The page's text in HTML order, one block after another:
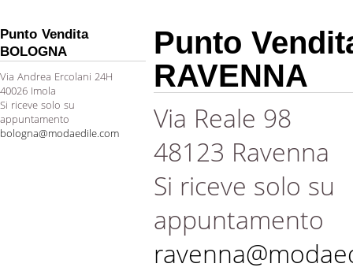
Punto Vendita
BOLOGNA
Via Andrea Ercolani 24H
40026 Imola
Si riceve solo su
appuntamento
bologna@modaedile.com
Punto
RAVENNA
Via Reale 98
48123 Ravenna
Si riceve solo su
appuntamento